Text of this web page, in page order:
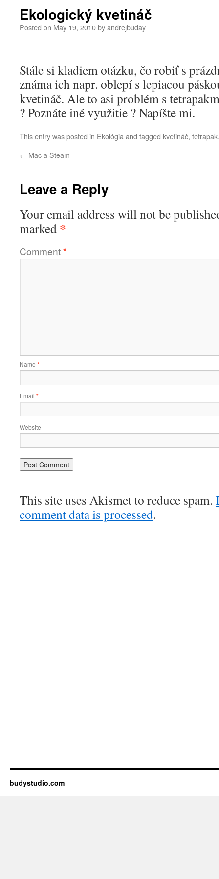
Ekologický kvetináč
Posted on May 19, 2010byandrejbuday
Stále si kladiem otázku, čo robiť s
známa ich napr. oblepí s lepiacou
kvetináč. Ale to asi problém s
? Poznáte iné využitie ? Napíšte mi.
This entry was posted in Ekológia and tagged kvetináč, tetrapak
← Mac a Steam
Leave a Reply
Your email address will not be
marked *
Comment*
Name *
Email *
Website
This site uses Akismet to reduce spam.
comment data is processed.
budystudio.com